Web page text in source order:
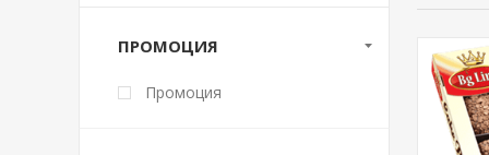
ПРОМОЦИЯ
Промоция